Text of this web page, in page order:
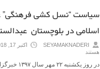
سیاست “نسل کشی فرهنگی”
اسلامی در بلوچستان
SEYAMAKNADERI اکتبر 17, 2018
هستند
در روز یکشنبه